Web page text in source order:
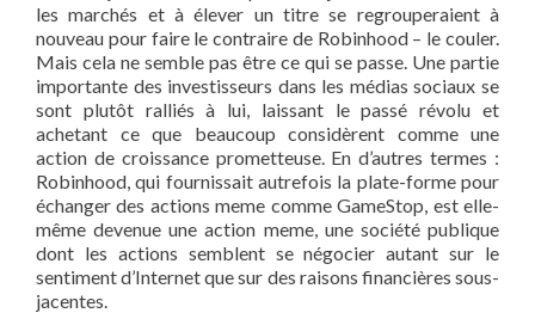
les marchés et à élever un titre se regrouperaient à
nouveau pour faire le contraire de Robinhood – le couler.
Mais cela ne semble pas être ce qui se passe. Une partie
importante des investisseurs dans les médias sociaux se
sont plutôt ralliés à lui, laissant le passé révolu et
achetant ce que beaucoup considèrent comme une
action de croissance prometteuse. En d’autres termes :
Robinhood, qui fournissait autrefois la plate-forme pour
échanger des actions meme comme GameStop, est elle-
même devenue une action meme, une société publique
dont les actions semblent se négocier autant sur le
sentiment d’Internet que sur des raisons financières sous-
jacentes.